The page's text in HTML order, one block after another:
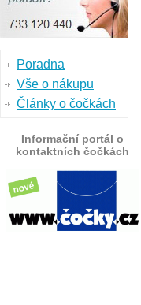
Poradna
Vše o nákupu
Články o čočkách
Informační portál o
kontaktních čočkách